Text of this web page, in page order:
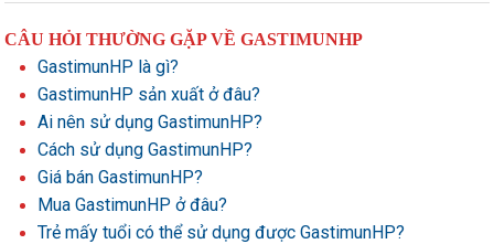
CÂU HỎI THƯỜNG GẶP VỀ GASTIMUNHP
GastimunHP là gì?
GastimunHP sản xuất ở đâu?
Ai nên sử dụng GastimunHP?
Cách sử dụng GastimunHP?
Giá bán GastimunHP?
Mua GastimunHP ở đâu?
Trẻ mấy tuổi có thể sử dụng được GastimunHP?